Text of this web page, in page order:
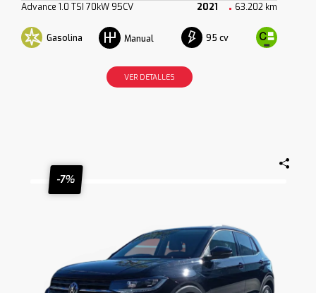
Advance 1.0 TSI 70kW 95CV 2021 63.202 km
Gasolina Manual 95 cv
VER DETALLES
-7%